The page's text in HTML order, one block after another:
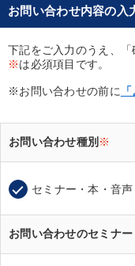
お問い合わせ内容の入
下記をご入力のうえ、「
※は必須項目です。
※お問い合わせの前に
お問い合わせ種別 ※
セミナー・本・音
お問い合わせのセミナ